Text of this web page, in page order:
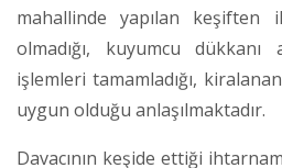
mahallinde yapılan keşiften
olmadığı, kuyumcu
işlemleri tamamladığı,
uygun olduğu anlaşılmaktadır.
Davacının keşide ettiği